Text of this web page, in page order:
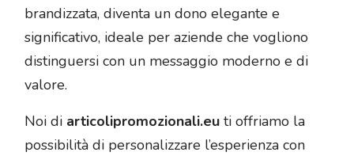
brandizzata, diventa un dono elegante e
significativo, ideale per aziende che vogliono
distinguersi con un messaggio moderno e di
valore.
Noi di articolipromozionali.eu ti offriamo la
possibilità di personalizzare l’esperienza con